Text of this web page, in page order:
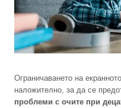
Ограничаването на
наложително, за да се
проблеми с очите при